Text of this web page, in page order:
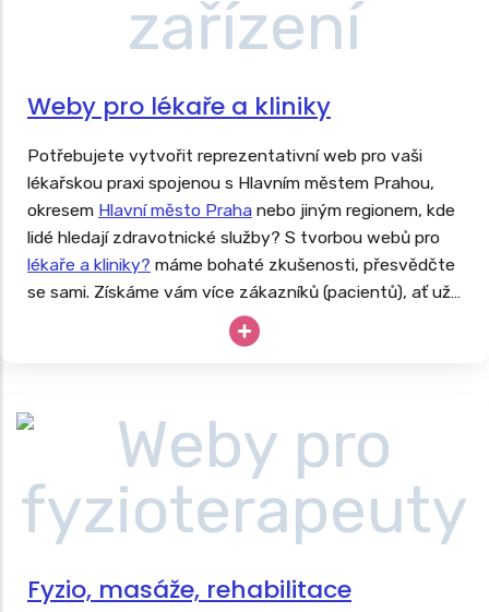
Weby pro lékaře a kliniky
Potřebujete vytvořit reprezentativní web pro vaši
lékařskou praxi spojenou s Hlavním městem Prahou,
okresem Hlavní město Praha
lidé hledají zdravotnické služby? S tvorbou webů pro
lékaře a kliniky? máme bohaté zkušenosti, přesvědčte
se sami. Získáme vám více zákazníků (pacientů), ať už
jste praktik, pediatr, dentista, ortoped či fyzioterapeut.
Fyzio, masáže, rehabilitace